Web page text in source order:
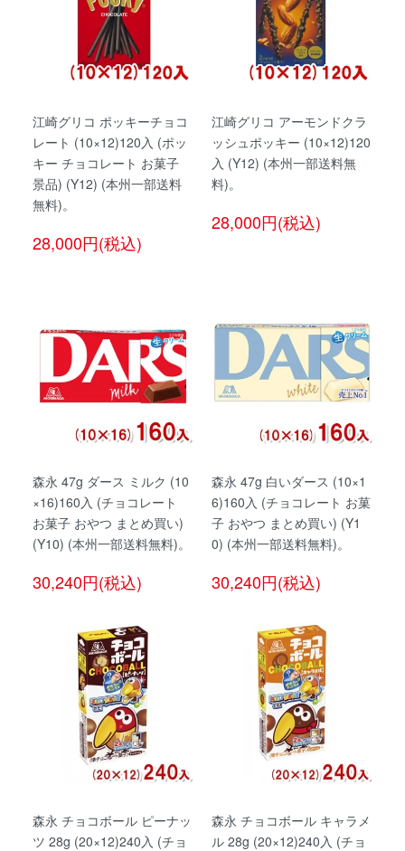
江崎グリコ ポッキーチョコ
レート (10×12)120入 (ポッ
キー チョコレート お菓子
景品) (Y12) (本州一部送料
無料)。
28,000円(税込)
江崎グリコ アーモンドクラ
ッシュポッキー (10×12)120
入 (Y12) (本州一部送料無
料)。
28,000円(税込)
森永 47g ダース ミルク (10
×16)160入 (チョコレート
お菓子 おやつ まとめ買い)
(Y10) (本州一部送料無料)。
30,240円(税込)
森永 47g 白いダース (10×1
6)160入 (チョコレート お菓
子 おやつ まとめ買い) (Y1
0) (本州一部送料無料)。
30,240円(税込)
森永 チョコボール ピーナッ
ツ 28g (20×12)240入 (チョ
森永 チョコボール キャラメ
ル 28g (20×12)240入 (チョ